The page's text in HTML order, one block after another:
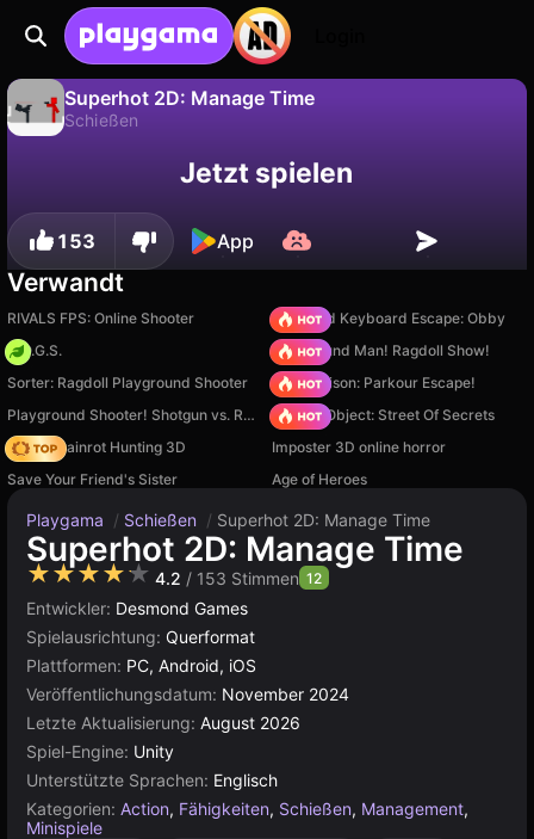
Superhot 2D: Manage Time
Schießen
speichern!
Nein
Jetzt spielen
153 App
Verwandt
RIVALS FPS: Online Shooter
+1 Speed Keyboard Escape: Obby
H.O.G.S.
Playground Man! Ragdoll Show!
Sorter: Ragdoll Playground Shooter
Barry Prison: Parkour Escape!
Playground Shooter! Shotgun vs. Ragdolls!
Hidden Object: Street Of Secrets
Italian Brainrot Hunting 3D
Imposter 3D online horror
Save Your Friend's Sister
Age of Heroes
Playgama / Schießen / Superhot 2D: Manage Time
Superhot 2D: Manage Time
★★★★★ 4.2 / 153 Stimmen 12
Entwickler: Desmond Games
Spielausrichtung: Querformat
Plattformen: PC, Android, iOS
Veröffentlichungsdatum: November 2024
Letzte Aktualisierung: August 2026
Spiel-Engine: Unity
Unterstützte Sprachen: Englisch
Kategorien: Action, Fähigkeiten, Schießen, Management,
Minispiele